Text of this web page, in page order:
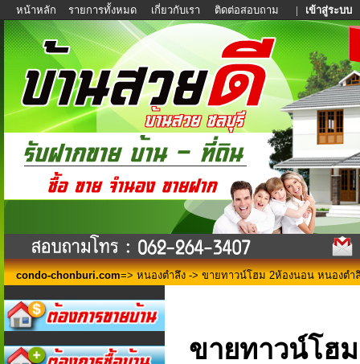
หน้าหลัก รายการทั้งหมด เกี่ยวกับเรา ติดต่อสอบถาม | เข้าสู่ระบบ
condo-chonburi.com=> หนองตำลึง -> ขายทาวน์โฮม 2ห้องนอน หนองตำ
ขายทาวน์โฮ